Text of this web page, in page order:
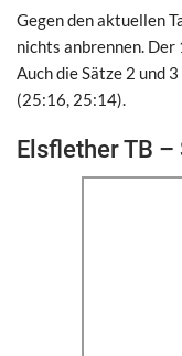
Gegen den aktuellen
nichts anbrennen. Der
Auch die Sätze 2 und
(25:16, 25:14).
Elsflether TB –